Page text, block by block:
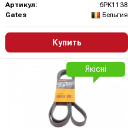
Артикул:
6PK1138
Gates
Бельгия
Купить
Якісні